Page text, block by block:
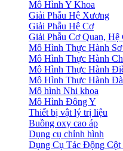
Mô Hình Y Khoa
Giải Phẫu Hệ Xương
Giải Phẫu Hệ Cơ
Giải Phẫu Cơ Quan, Hệ
Mô Hình Thực Hành
Mô Hình Thực Hành
Mô Hình Thực Hành
Mô Hình Thực Hành
Mô hình Nhi khoa
Mô Hình Đông Y
Thiết bị vật lý trị liệu
Buồng oxy cao áp
Dụng cụ chỉnh hình
Dụng Cụ Tác Động Cột